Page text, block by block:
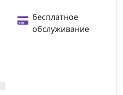
бесплатное
обслуживание